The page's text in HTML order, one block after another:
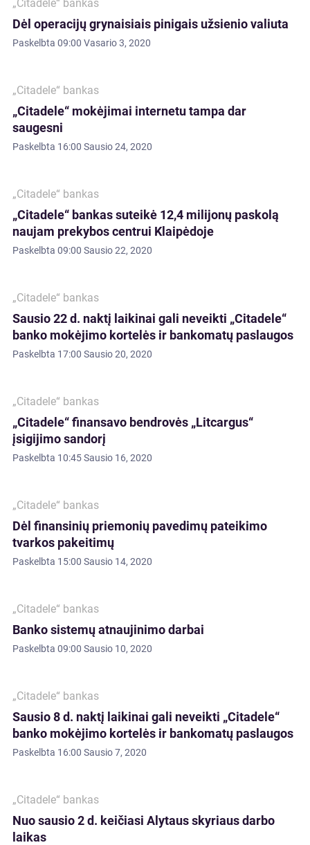
„Citadele“ bankas
Dėl operacijų grynaisiais pinigais užsienio valiuta
Paskelbta 09:00 Vasario 3, 2020
„Citadele“ bankas
„Citadele“ mokėjimai internetu tampa dar
saugesni
Paskelbta 16:00 Sausio 24, 2020
„Citadele“ bankas
„Citadele“ bankas suteikė 12,4 milijonų paskolą
naujam prekybos centrui Klaipėdoje
Paskelbta 09:00 Sausio 22, 2020
„Citadele“ bankas
Sausio 22 d. naktį laikinai gali neveikti „Citadele“
banko mokėjimo kortelės ir bankomatų paslaugos
Paskelbta 17:00 Sausio 20, 2020
„Citadele“ bankas
„Citadele“ finansavo bendrovės „Litcargus“
įsigijimo sandorį
Paskelbta 10:45 Sausio 16, 2020
„Citadele“ bankas
Dėl finansinių priemonių pavedimų pateikimo
tvarkos pakeitimų
Paskelbta 15:00 Sausio 14, 2020
„Citadele“ bankas
Banko sistemų atnaujinimo darbai
Paskelbta 09:00 Sausio 10, 2020
„Citadele“ bankas
Sausio 8 d. naktį laikinai gali neveikti „Citadele“
banko mokėjimo kortelės ir bankomatų paslaugos
Paskelbta 16:00 Sausio 7, 2020
„Citadele“ bankas
Nuo sausio 2 d. keičiasi Alytaus skyriaus darbo
laikas